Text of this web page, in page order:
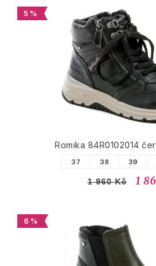
5 %
Romika 84R0102014
37 38 39
1 960 Kč 1
6 %